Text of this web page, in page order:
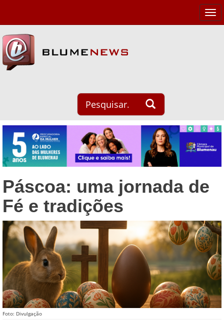
Páscoa: uma jornada de
Fé e tradições
Foto: Divulgação